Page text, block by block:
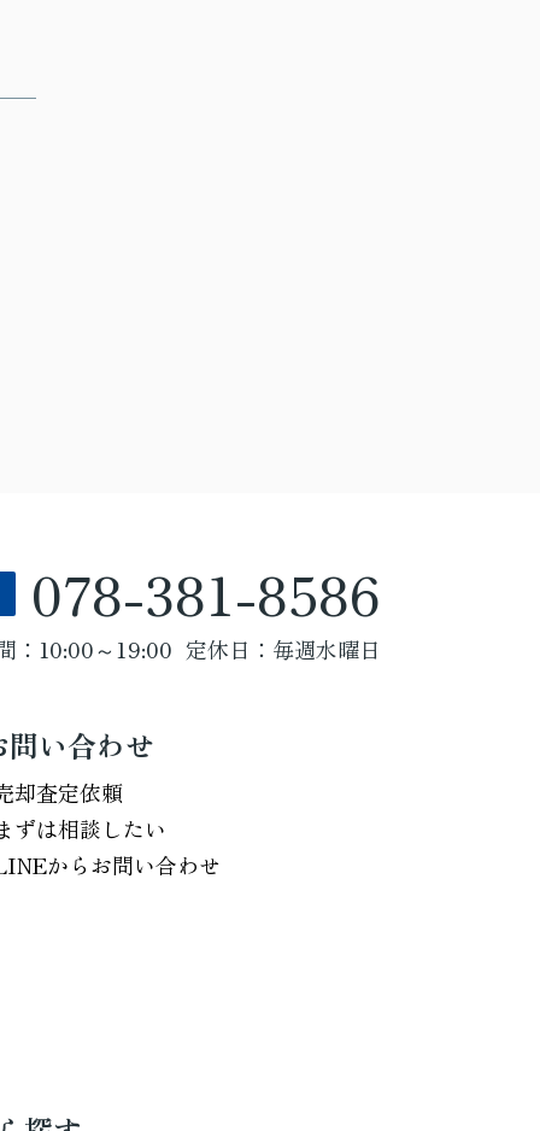
078-381-8586
：10:00～19:00 定休日：毎週水曜日
問い合わせ
却査定依頼
ずは相談したい
からお問い合わせ